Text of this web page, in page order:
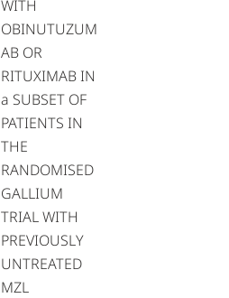
WITH
OBINUTUZUM
AB OR
RITUXIMAB IN
a SUBSET OF
PATIENTS IN
THE
RANDOMISED
GALLIUM
TRIAL WITH
PREVIOUSLY
UNTREATED
MZL